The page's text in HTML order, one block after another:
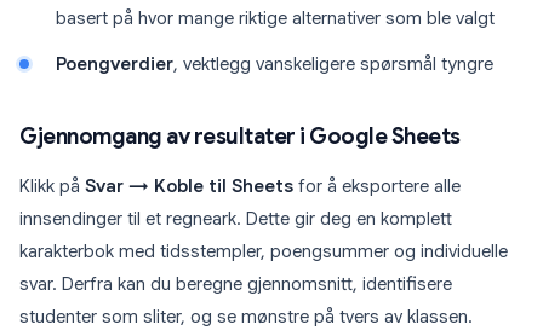
basert på hvor mange riktige alternativer som ble valgt
Poengverdier, vektlegg vanskeligere spørsmål tyngre
Gjennomgang av resultater i Google Sheets
Klikk på Svar → Koble til Sheets for å eksportere alle
innsendinger til et regneark. Dette gir deg en komplett
karakterbok med tidsstempler, poengsummer og individuelle
svar. Derfra kan du beregne gjennomsnitt, identifisere
studenter som sliter, og se mønstre på tvers av klassen.